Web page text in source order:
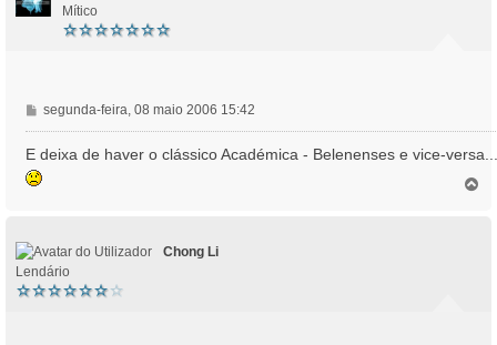
Mítico
M
e
n
s
a
m
segunda-feira, 08 maio 2006 15:42
E deixa de haver o clássico Académica - Belenenses e vice-versa...
Chong Li
Lendário